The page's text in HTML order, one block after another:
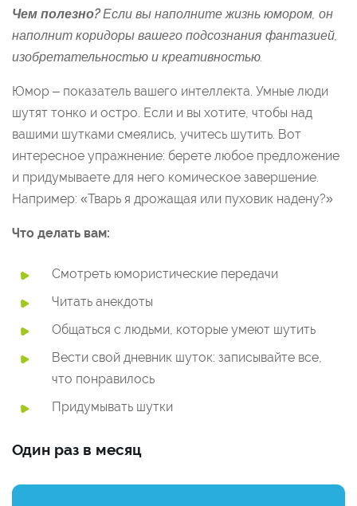
Чем полезно?Если вы наполните жизнь юмором, он
наполнит коридоры вашего подсознания фантазией,
изобретательностью и креативностью.
Юмор – показатель вашего интеллекта. Умные люди
шутят тонко и остро. Если и вы хотите, чтобы над
вашими шутками смеялись, учитесь шутить. Вот
интересное упражнение: берете любое предложение
и придумываете для него комическое завершение.
Например: «Тварь я дрожащая или пуховик надену?»
Что делать вам:
Смотреть юмористические передачи
Читать анекдоты
Общаться с людьми, которые умеют шутить
Вести свой дневник шуток: записывайте все,
что понравилось
Придумывать шутки
Один раз в месяц